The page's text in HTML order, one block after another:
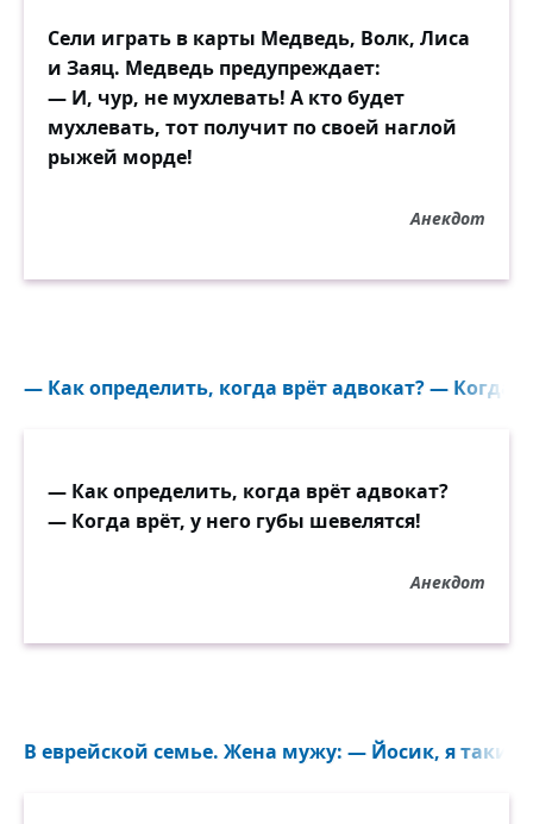
Сели играть в карты Медведь, Волк, Лиса
и Заяц. Медведь предупреждает:
— И, чур, не мухлевать! А кто будет
мухлевать, тот получит по своей наглой
рыжей морде!
Анекдот
— Как определить, когда врёт адвокат? — Когда
— Как определить, когда врёт адвокат?
— Когда врёт, у него губы шевелятся!
Анекдот
В еврейской семье. Жена мужу: — Йосик, я таки